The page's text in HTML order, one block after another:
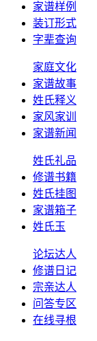
家谱样例
装订形式
字辈查询
家庭文化
家谱故事
姓氏释义
家风家训
家谱新闻
姓氏礼品
修谱书籍
姓氏挂图
家谱箱子
姓氏玉
论坛达人
修谱日记
宗亲达人
问答专区
在线寻根